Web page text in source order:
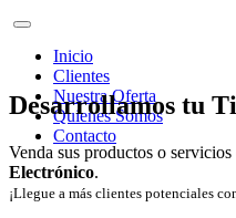
Inicio
Clientes
Nuestra Oferta
Quienes Somos
Contacto
Desarrollamos tu
Venda sus productos o
Electrónico.
¡Llegue a más clientes potenciales